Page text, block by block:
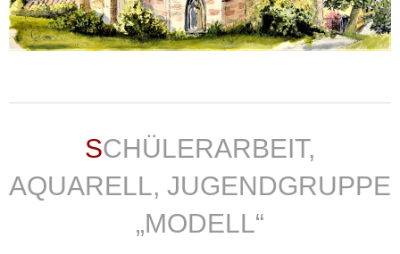
SCHÜLERARBEIT,
AQUARELL, JUGENDGRUPPE
„MODELL“